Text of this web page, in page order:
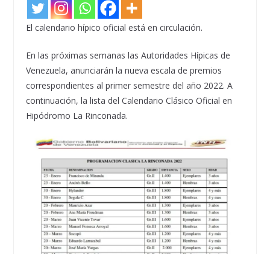
El calendario hípico oficial está en circulación.
En las próximas semanas las Autoridades Hípicas de
Venezuela, anunciarán la nueva escala de premios
correspondientes al primer semestre del año 2022. A
continuación, la lista del Calendario Clásico Oficial en
Hipódromo La Rinconada.